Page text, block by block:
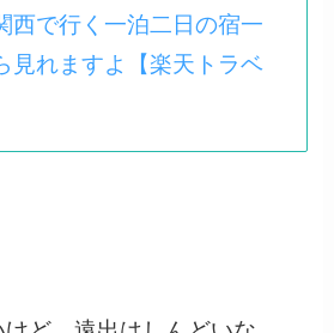
西で行く一泊二日の宿一
見れますよ【楽天トラベ